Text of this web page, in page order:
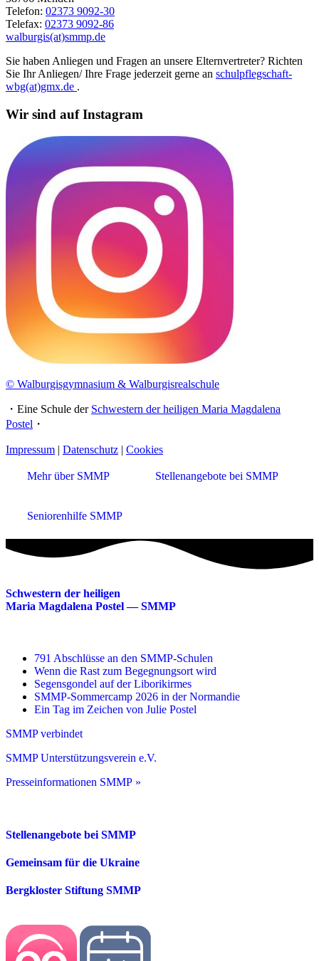
Telefon: 02373 9092-30
Telefax: 02373 9092-86
walburgis(at)smmp.de
Sie haben Anliegen und Fragen an unsere Elternvertreter? Richten
Sie Ihr Anliegen/ Ihre Frage jederzeit gerne an schulpflegschaft-
wbg(at)gmx.de .
Wir sind auf Instagram
© Walburgisgymnasium & Walburgisrealschule
・Eine Schule der Schwestern der heiligen Maria Magdalena
Postel ・
Impressum | Datenschutz | Cookies
Mehr über SMMP Stellenangebote bei SMMP
Seniorenhilfe SMMP
Schwestern der heiligen
Maria Magdalena Postel — SMMP
791 Abschlüsse an den SMMP-Schulen
Wenn die Rast zum Begegnungsort wird
Segensgondel auf der Liborikirmes
SMMP-Sommercamp 2026 in der Normandie
Ein Tag im Zeichen von Julie Postel
SMMP verbindet
SMMP Unterstützungsverein e.V.
Presseinformationen SMMP »
Stellenangebote bei SMMP
Gemeinsam für die Ukraine
Bergkloster Stiftung SMMP